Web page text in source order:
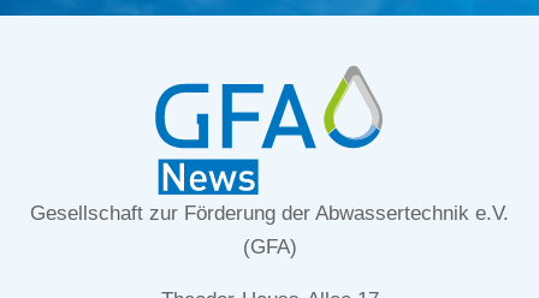
Gesellschaft zur Förderung der Abwassertechnik e.V.
(GFA)